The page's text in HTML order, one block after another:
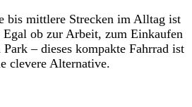
bis mittlere Strecken im Alltag ist
ob zur Arbeit, zum Einkaufen
– dieses kompakte Fahrrad ist
clevere Alternative.